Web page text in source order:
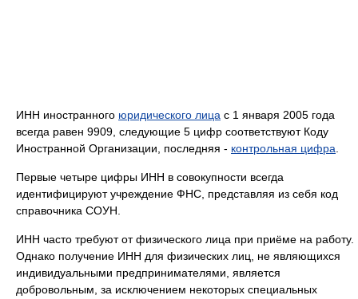
ИНН иностранного юридического лица c 1 января 2005 года
всегда равен 9909, следующие 5 цифр соответствуют Коду
Иностранной Организации, последняя - контрольная цифра
Первые четыре цифры ИНН в совокупности всегда
идентифицируют учреждение ФНС, представляя из себя код
справочника СОУН.
ИНН часто требуют от физического лица при приёме на работу.
Однако получение ИНН для физических лиц, не являющихся
индивидуальными предпринимателями, является
добровольным, за исключением некоторых специальных